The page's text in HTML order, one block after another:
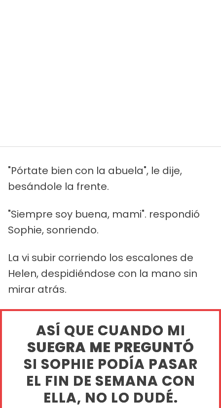
"Pórtate bien con la abuela", le dije,
besándole la frente.
"Siempre soy buena, mami". respondió
Sophie, sonriendo.
La vi subir corriendo los escalones de
Helen, despidiéndose con la mano sin
mirar atrás.
ASÍ QUE CUANDO MI
SUEGRA ME PREGUNTÓ
SI SOPHIE PODÍA PASAR
EL FIN DE SEMANA CON
ELLA, NO LO DUDÉ.